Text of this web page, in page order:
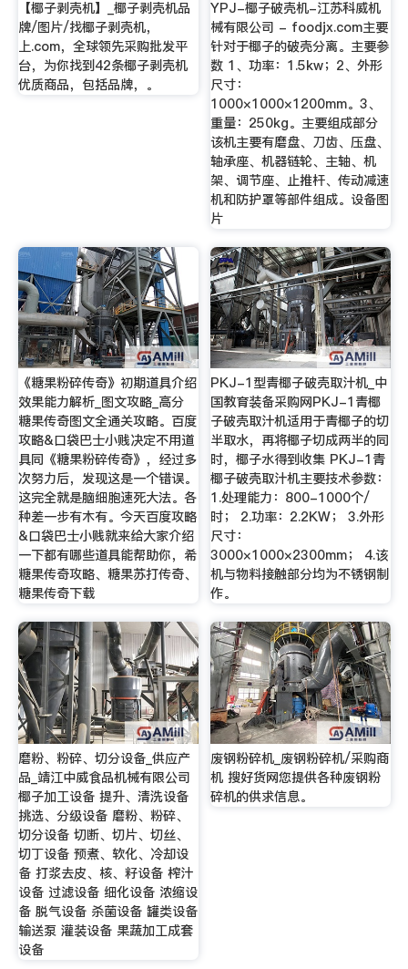
【椰子剥壳机】_椰子剥壳机品
牌/图片/找椰子剥壳机，
上.com，全球领先采购批发平
台，为你找到42条椰子剥壳机
优质商品，包括品牌，。
YPJ-椰子破壳机-江苏科威机
械有限公司 - foodjx.com主要
针对于椰子的破壳分离。主要参
数 1、功率：1.5kw；2、外形
尺寸：
1000×1000×1200mm。3、
重量：250kg。主要组成部分
该机主要有磨盘、刀齿、压盘、
轴承座、机器链轮、主轴、机
架、调节座、止推杆、传动减速
机和防护罩等部件组成。设备图
片
《糖果粉碎传奇》初期道具介绍
效果能力解析_图文攻略_高分
糖果传奇图文全通关攻略。百度
攻略&口袋巴士小贱决定不用道
具同《糖果粉碎传奇》，经过多
次努力后，发现这是一个错误。
这完全就是脑细胞速死大法。各
种差一步有木有。今天百度攻略
&口袋巴士小贱就来给大家介绍
一下都有哪些道具能帮助你，希
糖果传奇攻略、糖果苏打传奇、
糖果传奇下载
PKJ-1型青椰子破壳取汁机_中
国教育装备采购网PKJ-1青椰
子破壳取汁机适用于青椰子的切
半取水，再将椰子切成两半的同
时，椰子水得到收集 PKJ-1青
椰子破壳取汁机主要技术参数：
1.处理能力：800-1000个/
时； 2.功率：2.2KW； 3.外形
尺寸：
3000×1000×2300mm； 4.该
机与物料接触部分均为不锈钢制
作。
磨粉、粉碎、切分设备_供应产
品_靖江中威食品机械有限公司
椰子加工设备 提升、清洗设备
挑选、分级设备 磨粉、粉碎、
切分设备 切断、切片、切丝、
切丁设备 预煮、软化、冷却设
备 打浆去皮、核、籽设备 榨汁
设备 过滤设备 细化设备 浓缩设
备 脱气设备 杀菌设备 罐类设备
输送泵 灌装设备 果蔬加工成套
设备
废钢粉碎机_废钢粉碎机/采购商
机 搜好货网您提供各种废钢粉
碎机的供求信息。